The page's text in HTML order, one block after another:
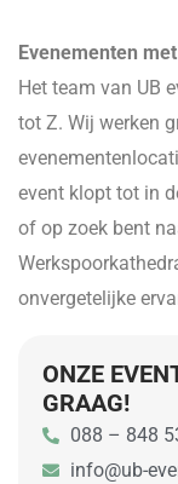
Evenementen
Het team van UB
tot Z. Wij werken
event klopt tot in
of op zoek bent
onvergetelijke
ONZE
GRAAG!
088 – 848
info@ub-